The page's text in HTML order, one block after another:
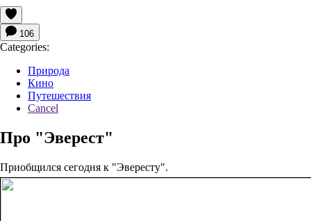
106
Categories:
Природа
Кино
Путешествия
Cancel
Про "Эверест"
Приобщился сегодня к "Эвересту".